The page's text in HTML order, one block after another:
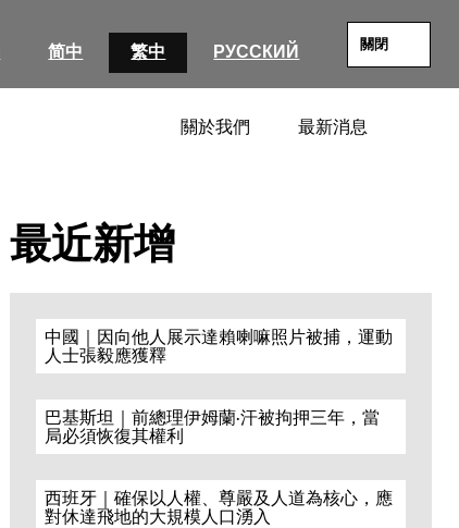
简中 繁中 РУССКИЙ 關閉
關於我們 最新消息
最近新增
中國｜因向他人展示達賴喇嘛照片被捕，運動
人士張毅應獲釋
巴基斯坦｜前總理伊姆蘭·汗被拘押三年，當
局必須恢復其權利
西班牙｜確保以人權、尊嚴及人道為核心，應
對休達飛地的大規模人口湧入